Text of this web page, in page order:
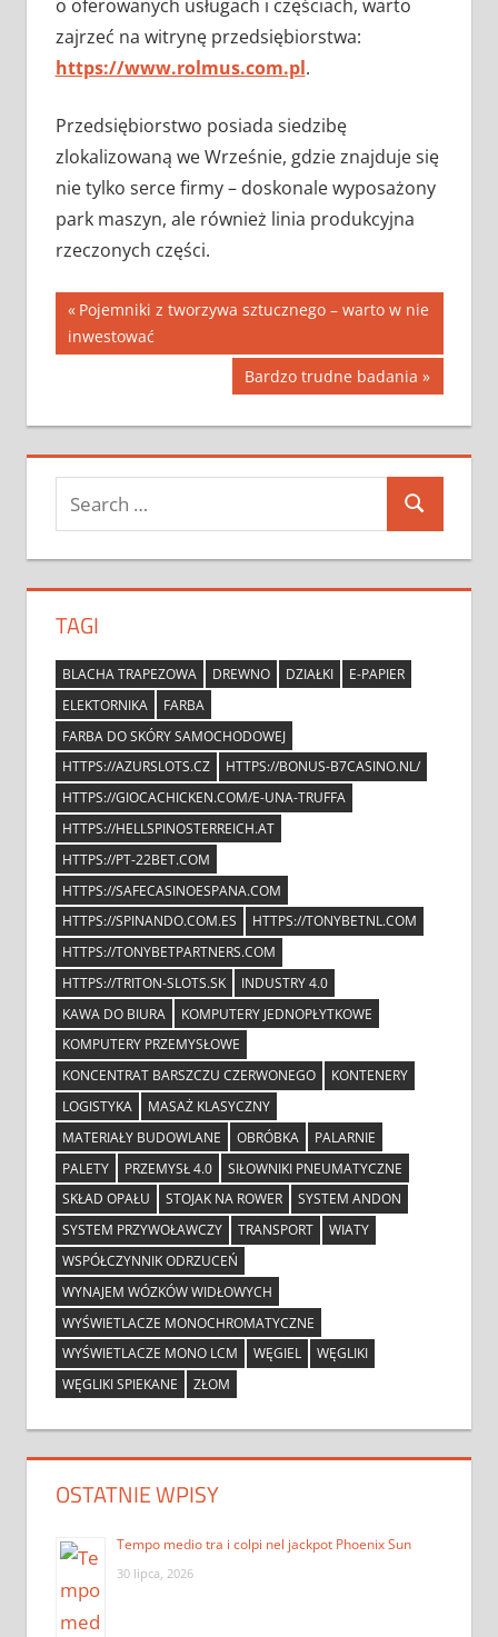
o oferowanych usługach i częściach, warto
zajrzeć na witrynę przedsiębiorstwa:
https://www.rolmus.com.pl.
Przedsiębiorstwo posiada siedzibę
zlokalizowaną we Wrześnie, gdzie znajduje się
nie tylko serce firmy – doskonale wyposażony
park maszyn, ale również linia produkcyjna
rzeczonych części.
Nawigacja
wpisu
Previous
Post:
Pojemniki z tworzywa sztucznego – warto w nie
inwestować
Next
Post:
Bardzo trudne badania
Search
for:
Search
TAGI
BLACHA TRAPEZOWA DREWNO DZIAŁKI
E-PAPIER
ELEKTORNIKA
FARBA
FARBA DO SKÓRY SAMOCHODOWEJ
HTTPS://AZURSLOTS.CZ
HTTPS://BONUS-B7CASINO.NL/
HTTPS://GIOCACHICKEN.COM/E-UNA-TRUFFA
HTTPS://HELLSPINOSTERREICH.AT
HTTPS://PT-22BET.COM
HTTPS://SAFECASINOESPANA.COM
HTTPS://SPINANDO.COM.ES
HTTPS://TONYBETNL.COM
HTTPS://TONYBETPARTNERS.COM
HTTPS://TRITON-SLOTS.SK
INDUSTRY 4.0
KAWA DO BIURA
KOMPUTERY JEDNOPŁYTKOWE
KOMPUTERY PRZEMYSŁOWE
KONCENTRAT BARSZCZU CZERWONEGO
KONTENERY
LOGISTYKA
MASAŻ KLASYCZNY
MATERIAŁY BUDOWLANE
OBRÓBKA
PALARNIE
PALETY
PRZEMYSŁ 4.0
SIŁOWNIKI PNEUMATYCZNE
SKŁAD OPAŁU
STOJAK NA ROWER
SYSTEM ANDON
SYSTEM PRZYWOŁAWCZY
TRANSPORT
WIATY
WSPÓŁCZYNNIK ODRZUCEŃ
WYNAJEM WÓZKÓW WIDŁOWYCH
WYŚWIETLACZE MONOCHROMATYCZNE
WYŚWIETLACZE MONO LCM
WĘGIEL
WĘGLIKI
WĘGLIKI SPIEKANE
ZŁOM
OSTATNIE WPISY
Tempo medio tra i colpi nel jackpot Phoenix Sun
30 lipca, 2026